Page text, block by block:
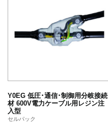
Y0EG 低圧･通信･制御用分岐接続
材 600V電力ケーブル用レジン注
入型
セルパック